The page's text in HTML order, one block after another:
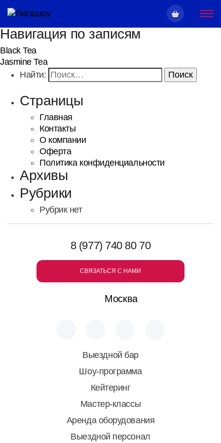
Навигация по записям
Black Tea
Jasmine Tea
Найти:
Страницы
Главная
Контакты
О компании
Оферта
Политика конфиденциальности
Архивы
Рубрики
Рубрик нет
8 (977) 740 80 70
СВЯЗАТЬСЯ С НАМИ
Москва
Выездной бар
Шоу-программа
Кейтеринг
Мастер-классы
Аренда оборудования
Выездной персонал